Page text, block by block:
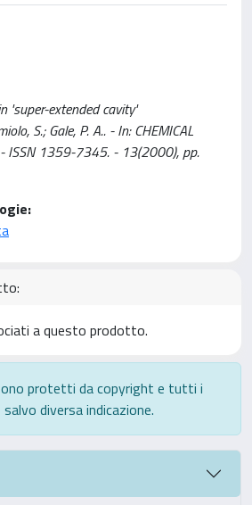
'super-extended cavity'
S.; Gale, P. A.. - In: CHEMICAL
- ISSN 1359-7345. - 13(2000), pp.
a questo prodotto.
protetti da copyright e tutti i
diversa indicazione.